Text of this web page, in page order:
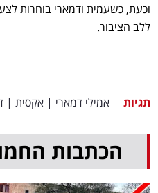
וכעת, כשעמית ודמארי בוחרות
ללב הציבור.
תגיות אמילי דמארי | אקסית |
הכתבות